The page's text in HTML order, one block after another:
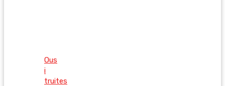
Ous
i
truites